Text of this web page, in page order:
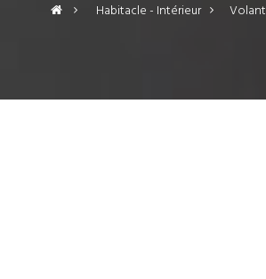
> Habitacle - Intérieur > Volant